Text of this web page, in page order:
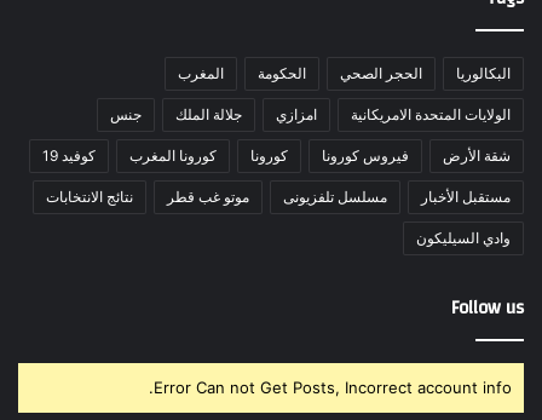
البكالوريا الحجر الصحي الحكومة المغرب
الولايات المتحدة الامريكانية امزازي جلالة الملك جنس
شقة الأرض فيروس كورونا كورونا كورونا المغرب كوفيد 19
مستقبل الأخبار مسلسل تلفزيونى موتو غب قطر نتائج الانتخابات
وادي السيليكون
Follow us
Error Can not Get Posts, Incorrect account info.